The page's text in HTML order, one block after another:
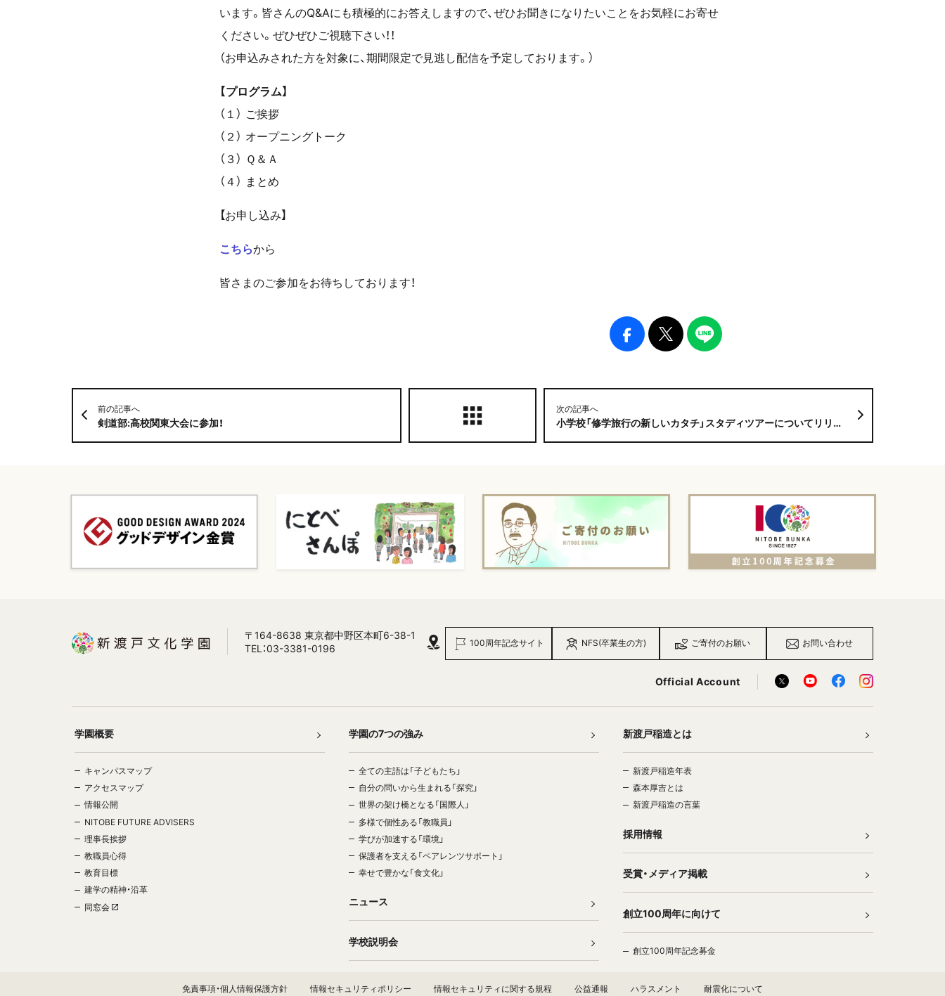
います。皆さんのQ&Aにも積極的にお答えしますので、ぜひお聞きになりたいことをお気軽にお寄せ
ください。ぜひぜひご視聴下さい！！
（お申込みされた方を対象に、期間限定で見逃し配信を予定しております。）
【プログラム】
（１） ご挨拶
（２） オープニングトーク
（３） Ｑ＆Ａ
（４） まとめ
【お申し込み】
こちらから
皆さまのご参加をお待ちしております！
前の記事へ
剣道部:高校関東大会に参加！
次の記事へ
小学校「修学旅行の新しいカタチ」スタディツアーについてリリースしました
〒164-8638 東京都中野区本町6-38-1
TEL：03-3381-0196
100周年記念サイト NFS(卒業生の方) ご寄付のお願い お問い合わせ
Official Account
学園概要
キャンパスマップ
アクセスマップ
情報公開
NITOBE FUTURE ADVISERS
理事長挨拶
教職員心得
教育目標
建学の精神・沿革
同窓会
学園の7つの強み
全ての主語は「子どもたち」
自分の問いから生まれる「探究」
世界の架け橋となる「国際人」
多様で個性ある「教職員」
学びが加速する「環境」
保護者を支える「ペアレンツサポート」
幸せで豊かな「食文化」
ニュース
学校説明会
新渡戸稲造とは
新渡戸稲造年表
森本厚吉とは
新渡戸稲造の言葉
採用情報
受賞・メディア掲載
創立100周年に向けて
創立100周年記念募金
免責事項・個人情報保護方針 情報セキュリティポリシー 情報セキュリティに関する規程 公益通報 ハラスメント 耐震化について